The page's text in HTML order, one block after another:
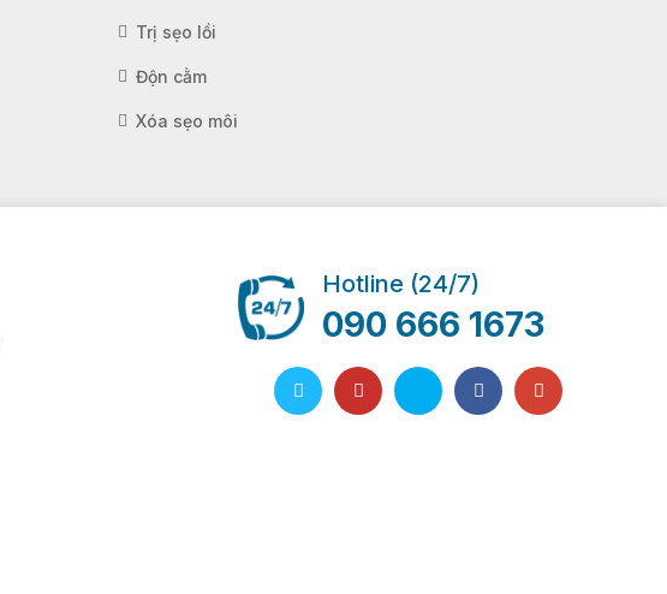
Trị sẹo lồi
Độn cằm
Xóa sẹo môi
Hotline (24/7)
090 666 1673